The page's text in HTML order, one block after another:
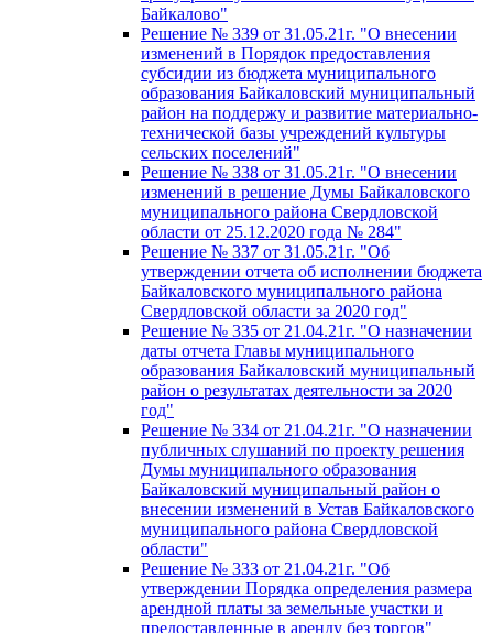
Байкалово"
Решение № 339 от 31.05.21г. "О внесении
изменений в Порядок предоставления
субсидии из бюджета муниципального
образования Байкаловский муниципальный
район на поддержу и развитие материально-
технической базы учреждений культуры
сельских поселений"
Решение № 338 от 31.05.21г. "О внесении
изменений в решение Думы Байкаловского
муниципального района Свердловской
области от 25.12.2020 года № 284"
Решение № 337 от 31.05.21г. "Об
утверждении отчета об исполнении бюджета
Байкаловского муниципального района
Свердловской области за 2020 год"
Решение № 335 от 21.04.21г. "О назначении
даты отчета Главы муниципального
образования Байкаловский муниципальный
район о результатах деятельности за 2020
год"
Решение № 334 от 21.04.21г. "О назначении
публичных слушаний по проекту решения
Думы муниципального образования
Байкаловский муниципальный район о
внесении изменений в Устав Байкаловского
муниципального района Свердловской
области"
Решение № 333 от 21.04.21г. "Об
утверждении Порядка определения размера
арендной платы за земельные участки и
предоставленные в аренду без торгов"